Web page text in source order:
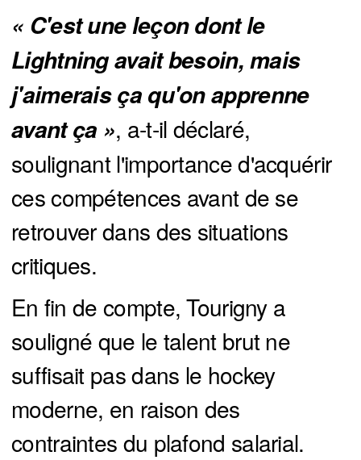
« C'est une leçon dont le
Lightning avait besoin, mais
j'aimerais ça qu'on apprenne
avant ça », a-t-il déclaré,
soulignant l'importance d'acquérir
ces compétences avant de se
retrouver dans des situations
critiques.
En fin de compte, Tourigny a
souligné que le talent brut ne
suffisait pas dans le hockey
moderne, en raison des
contraintes du plafond salarial.